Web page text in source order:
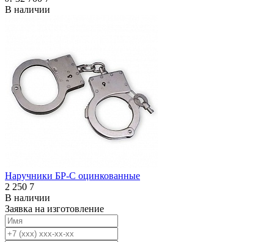
В наличии
Наручники БР-С оцинкованные
2 250 7
В наличии
Заявка на изготовление